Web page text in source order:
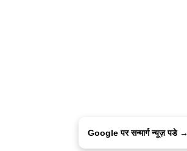
Google पर सन्मार्ग न्यूज़ पडे →